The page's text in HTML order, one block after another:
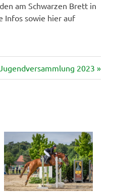
am Schwarzen Brett in
Infos sowie hier auf
Nächster
2023